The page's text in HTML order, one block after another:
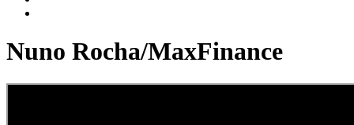
Nuno Rocha/MaxFinance